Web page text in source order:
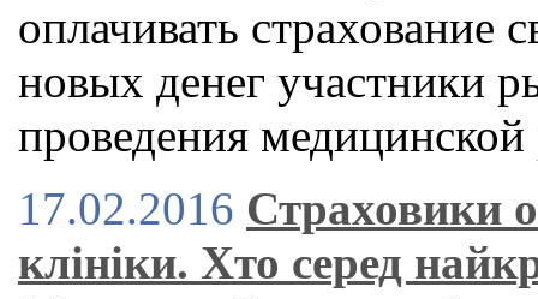
оплачивать страхование
новых денег участники
проведения
17.02.2016 Страховики
клініки. Хто серед